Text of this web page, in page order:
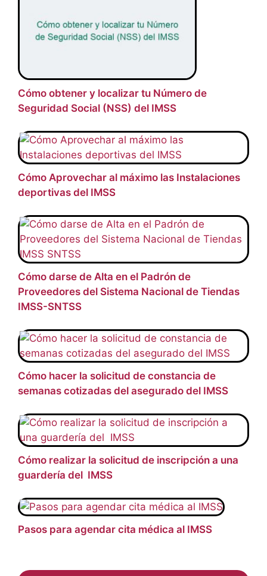
Cómo obtener y localizar tu Número de
Seguridad Social (NSS) del IMSS
Cómo Aprovechar al máximo las Instalaciones
deportivas del IMSS
Cómo darse de Alta en el Padrón de
Proveedores del Sistema Nacional de Tiendas
IMSS-SNTSS
Cómo hacer la solicitud de constancia de
semanas cotizadas del asegurado del IMSS
Cómo realizar la solicitud de inscripción a una
guardería del IMSS
Pasos para agendar cita médica al IMSS